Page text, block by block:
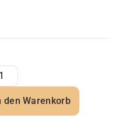
den Warenkorb